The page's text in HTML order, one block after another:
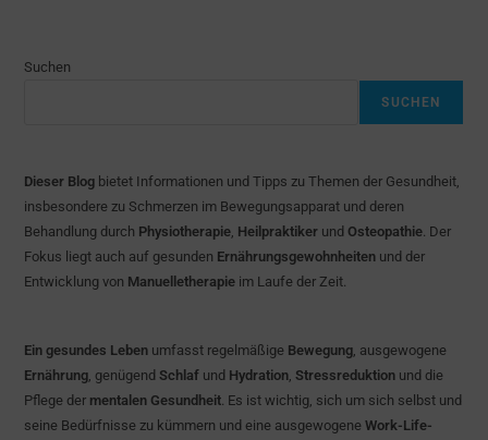
Suchen
SUCHEN
Dieser Blog bietet Informationen und Tipps zu Themen der Gesundheit,
insbesondere zu Schmerzen im Bewegungsapparat und deren
Behandlung durch Physiotherapie Heilpraktiker und Osteopathie . Der
Fokus liegt auch auf gesunden Ernährungsgewohnheiten und der
Entwicklung von Manuelletherapie im Laufe der Zeit.
Ein gesundes Leben umfasst regelmäßige Bewegung , ausgewogene
Ernährung , genügendSchlaf und Hydration ,Stressreduktion und die
Pflege der mentalen Gesundheit . Es ist wichtig, sich um sich selbst und
seine Bedürfnisse zu kümmern und eine ausgewogeneWork-Life-